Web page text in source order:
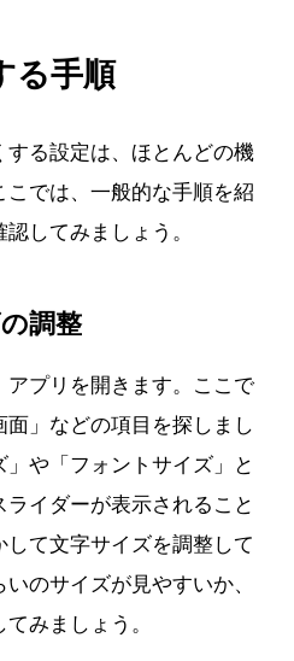
る手順
する設定は、ほとんどの機
では、一般的な手順を紹
してみましょう。
調整
アプリを開きます。ここで
面」などの項目を探しまし
」や「フォントサイズ」と
イダーが表示されること
て文字サイズを調整して
のサイズが見やすいか、
みましょう。